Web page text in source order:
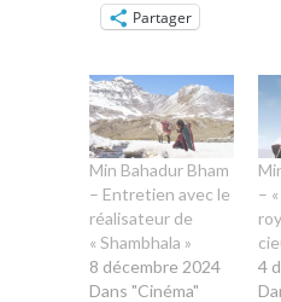
Partager
Min Bahadur Bham
– Entretien avec le
réalisateur de
« Shambhala »
8 décembre 2024
Dans "Cinéma"
–
4